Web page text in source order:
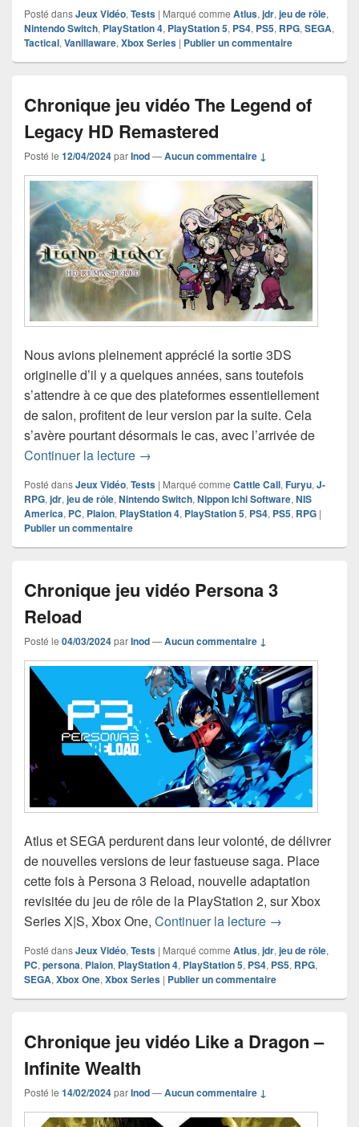
Posté dansJeux Vidéo, Tests | Marqué comme Atlus, jdr, jeu de rôle,
Nintendo Switch, PlayStation 4, PlayStation 5, PS4, PS5, RPG, SEGA,
Tactical, Vanillaware, Xbox Series | Publier un commentaire
Chronique jeu vidéo The Legend of
Legacy HD Remastered
Posté le 12/04/2024parInod—Aucun commentaire ↓
Nous avions pleinement apprécié la sortie 3DS
originelle d’il y a quelques années, sans toutefois
s’attendre à ce que des plateformes essentiellement
de salon, profitent de leur version par la suite. Cela
s’avère pourtant désormais le cas, avec l’arrivée de
Continuer la lecture Chronique jeu vidéo The Legend of
→
Posté dansJeux Vidéo, Tests | Marqué comme Cattle Call, Furyu, J-
RPG, jdr, jeu de rôle, Nintendo Switch, Nippon Ichi Software, NIS
America, PC, Plaion, PlayStation 4, PlayStation 5, PS4, PS5, RPG |
Publier un commentaire
Chronique jeu vidéo Persona 3
Reload
Posté le 04/03/2024parInod—Aucun commentaire ↓
Atlus et SEGA perdurent dans leur volonté, de délivrer
de nouvelles versions de leur fastueuse saga. Place
cette fois à Persona 3 Reload, nouvelle adaptation
revisitée du jeu de rôle de la PlayStation 2, sur Xbox
Series X|S, Xbox One, Continuer la lecture Chronique jeu
→
Posté dansJeux Vidéo, Tests | Marqué comme Atlus, jdr, jeu de rôle,
PC, persona, Plaion, PlayStation 4, PlayStation 5, PS4, PS5, RPG,
SEGA, Xbox One, Xbox Series | Publier un commentaire
Chronique jeu vidéo Like a Dragon –
Infinite Wealth
Posté le 14/02/2024parInod—Aucun commentaire ↓